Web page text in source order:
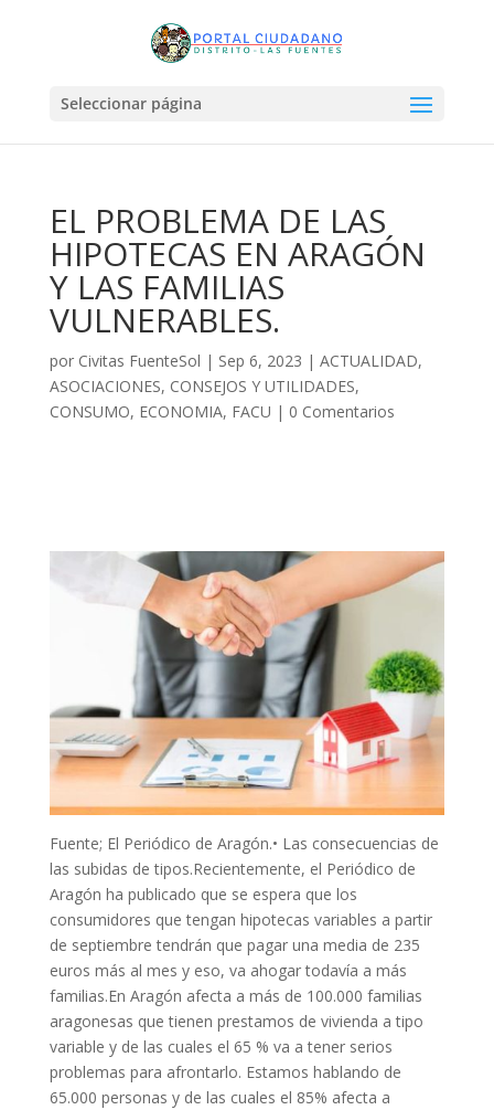
Seleccionar página
EL PROBLEMA DE LAS
HIPOTECAS EN ARAGÓN
Y LAS FAMILIAS
VULNERABLES.
por Civitas FuenteSol | Sep 6, 2023 | ACTUALIDAD,
ASOCIACIONES, CONSEJOS Y UTILIDADES,
CONSUMO, ECONOMIA, FACU | 0 Comentarios
Fuente; El Periódico de Aragón.• Las consecuencias de
las subidas de tipos.Recientemente, el Periódico de
Aragón ha publicado que se espera que los
consumidores que tengan hipotecas variables a partir
de septiembre tendrán que pagar una media de 235
euros más al mes y eso, va ahogar todavía a más
familias.En Aragón afecta a más de 100.000 familias
aragonesas que tienen prestamos de vivienda a tipo
variable y de las cuales el 65 % va a tener serios
problemas para afrontarlo. Estamos hablando de
65.000 personas y de las cuales el 85% afecta a